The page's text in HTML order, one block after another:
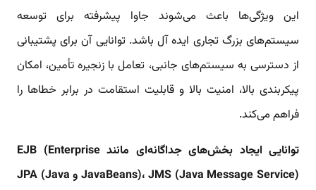
این ویژگی‌ها باعث می‌شوند جاوا پیشرفته برای توسعه
سیستم‌های بزرگ تجاری ایده آل باشد. توانایی آن برای پشتیبانی
از دسترسی به سیستم‌های جانبی، تعامل با زنجیره تأمین، امکان
پیکربندی بالا، امنیت بالا و قابلیت استقامت در برابر خطاها را
فراهم می‌کند.
توانایی ایجاد بخش‌های جداگانه‌ای مانند EJB (Enterprise
JavaBeans)، JMS (Java Message Service) و JPA (Java